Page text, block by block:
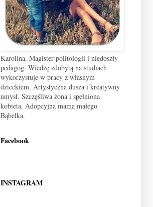
Karolina. Magister politologii i niedoszły
pedagog. Wiedzę zdobytą na studiach
wykorzystuje w pracy z własnym
dzieckiem. Artystyczna dusza i kreatywny
umysł. Szczęśliwa żona i spełniona
kobieta. Adopcyjna mama małego
Bąbelka.
Facebook
INSTAGRAM